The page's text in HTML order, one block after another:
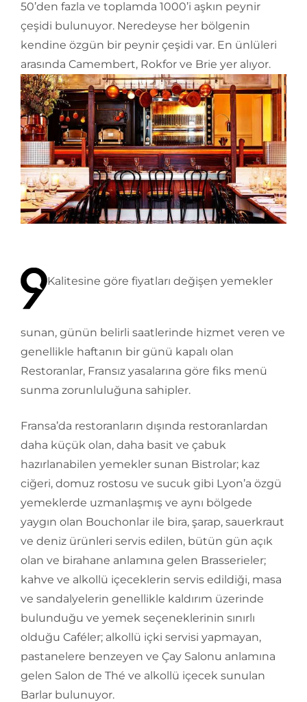
50’den fazla ve toplamda 1000’i aşkın peynir
çeşidi bulunuyor. Neredeyse her bölgenin
kendine özgün bir peynir çeşidi var. En ünlüleri
arasında Camembert, Rokfor ve Brie yer alıyor.
Kalitesine göre fiyatları değişen yemekler
sunan, günün belirli saatlerinde hizmet veren ve
genellikle haftanın bir günü kapalı olan
Restoranlar, Fransız yasalarına göre fiks menü
sunma zorunluluğuna sahipler.
Fransa’da restoranların dışında restoranlardan
daha küçük olan, daha basit ve çabuk
hazırlanabilen yemekler sunan Bistrolar; kaz
ciğeri, domuz rostosu ve sucuk gibi Lyon’a özgü
yemeklerde uzmanlaşmış ve aynı bölgede
yaygın olan Bouchonlar ile bira, şarap, sauerkraut
ve deniz ürünleri servis edilen, bütün gün açık
olan ve birahane anlamına gelen Brasserieler;
kahve ve alkollü içeceklerin servis edildiği, masa
ve sandalyelerin genellikle kaldırım üzerinde
bulunduğu ve yemek seçeneklerinin sınırlı
olduğu Caféler; alkollü içki servisi yapmayan,
pastanelere benzeyen ve Çay Salonu anlamına
gelen Salon de Thé ve alkollü içecek sunulan
Barlar bulunuyor.